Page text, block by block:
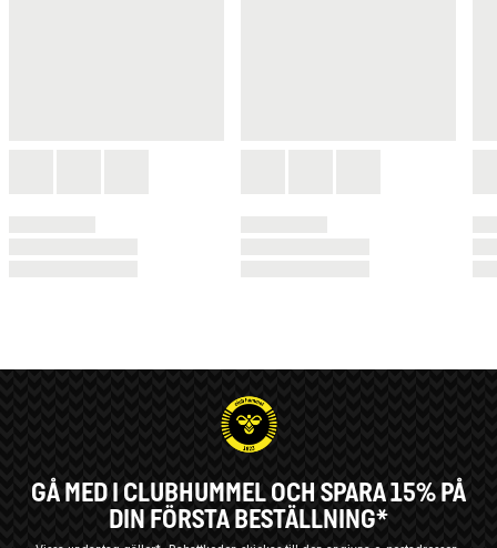
GÅ MED I CLUBHUMMEL OCH SPARA 15% PÅ
DIN FÖRSTA BESTÄLLNING*